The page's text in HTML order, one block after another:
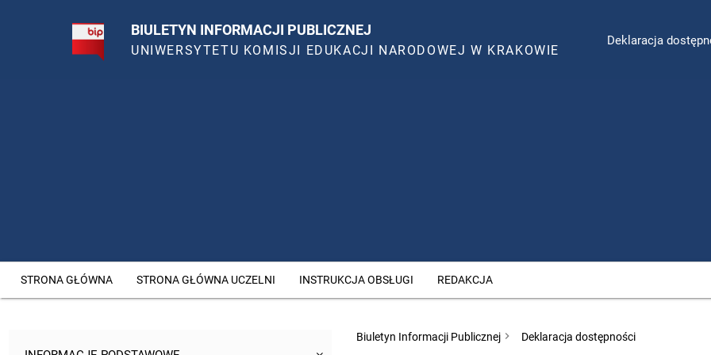
BIULETYN INFORMACJI PUBLICZNEJ
UNIWERSYTETU KOMISJI EDUKACJI NARODOWEJ W KRAKOWIE
Deklaracja
STRONA GŁÓWNA STRONA GŁÓWNA UCZELNI INSTRUKCJA OBSŁUGI REDAKCJA
Biuletyn Informacji Publicznej Deklaracja dostępności